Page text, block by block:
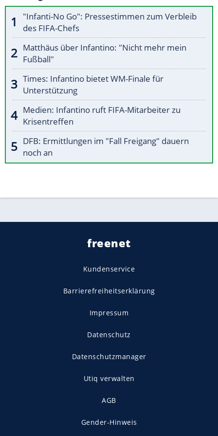
"Infanti-No Go": Pressestimmen zum Verbleib
des FIFA-Chefs
Matthäus über Infantino: "Nicht mehr mein
Fußball"
Times: Infantino bietet WM-Finale für
Unterstützung
Medien: Infantino ruft FIFA-Mitarbeiter zu
Krisentreffen
DFB: Ermittlungen im "Fall Freigang" dauern
noch an
freenet
Kundenservice
Barrierefreiheitserklärung
Impressum
Datenschutz
Datenschutzmanager
Utiq verwalten
AGB
Gender-Hinweis